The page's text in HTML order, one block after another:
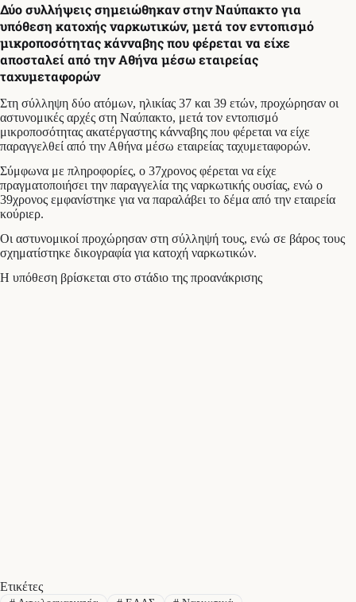
Δύο συλλήψεις σημειώθηκαν στην Ναύπακτο για
υπόθεση κατοχής ναρκωτικών, μετά τον εντοπισμό
μικροποσότητας κάνναβης που φέρεται να είχε
αποσταλεί από την Αθήνα μέσω εταιρείας
ταχυμεταφορών
Στη σύλληψη δύο ατόμων, ηλικίας 37 και 39 ετών, προχώρησαν οι
αστυνομικές αρχές στη Ναύπακτο, μετά τον εντοπισμό
μικροποσότητας ακατέργαστης κάνναβης που φέρεται να είχε
παραγγελθεί από την Αθήνα μέσω εταιρείας ταχυμεταφορών.
Σύμφωνα με πληροφορίες, ο 37χρονος φέρεται να είχε
πραγματοποιήσει την παραγγελία της ναρκωτικής ουσίας, ενώ ο
39χρονος εμφανίστηκε για να παραλάβει το δέμα από την εταιρεία
κούριερ.
Οι αστυνομικοί προχώρησαν στη σύλληψή τους, ενώ σε βάρος τους
σχηματίστηκε δικογραφία για κατοχή ναρκωτικών.
Η υπόθεση βρίσκεται στο στάδιο της προανάκρισης
Ετικέτες